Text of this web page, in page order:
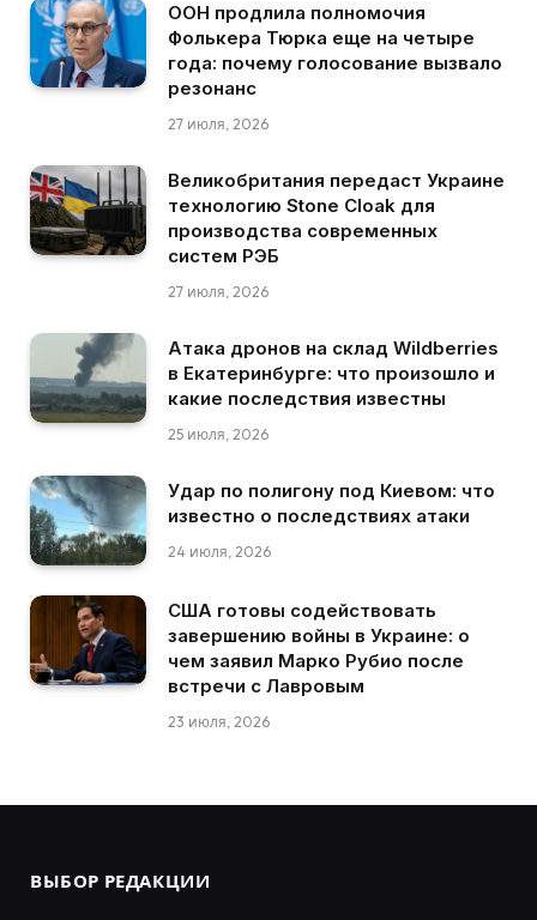
ООН продлила полномочия
Фолькера Тюрка еще на четыре
года: почему голосование вызвало
резонанс
27 июля, 2026
Великобритания передаст Украине
технологию Stone Cloak для
производства современных
систем РЭБ
27 июля, 2026
Атака дронов на склад Wildberries
в Екатеринбурге: что произошло и
какие последствия известны
25 июля, 2026
Удар по полигону под Киевом: что
известно о последствиях атаки
24 июля, 2026
США готовы содействовать
завершению войны в Украине: о
чем заявил Марко Рубио после
встречи с Лавровым
23 июля, 2026
ВЫБОР РЕДАКЦИИ